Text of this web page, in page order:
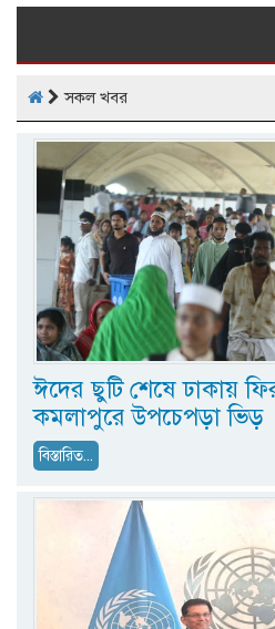
সকল খবর
ঈদের ছুটি শেষে ঢাকায়
কমলাপুরে উপচেপড়া ভিড়
বিস্তারিত...